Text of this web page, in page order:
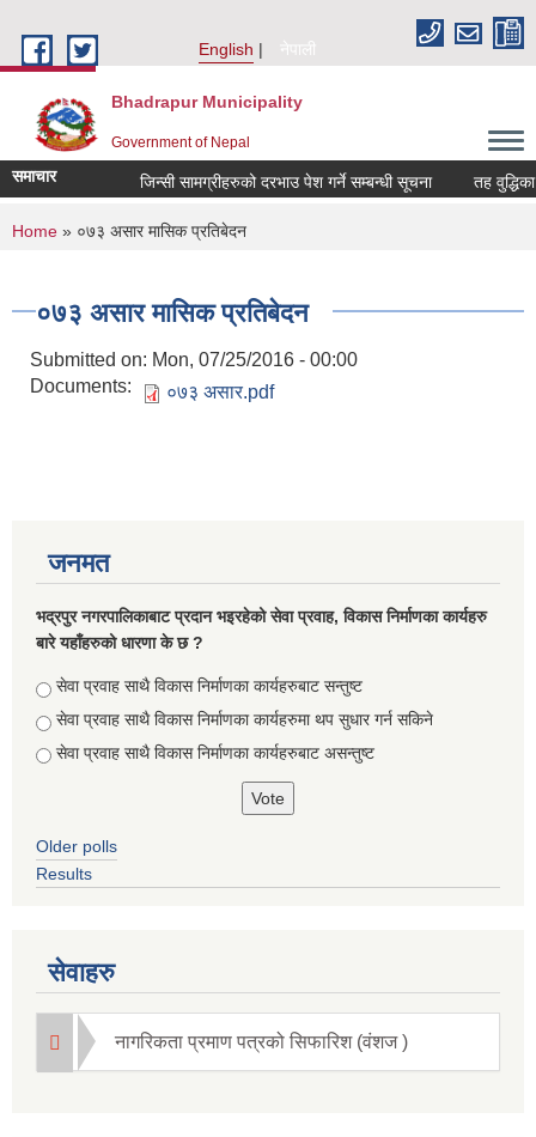
English
नेपाली
Bhadrapur Municipality
Government of Nepal
समाचार जिन्सी सामग्रीहरुको दरभाउ पेश गर्ने सम्बन्धी सूचना तह वुद्धिका
You are here
Home » ०७३ असार मासिक प्रतिबेदन
०७३ असार मासिक प्रतिबेदन
Submitted on: Mon, 07/25/2016 - 00:00
Documents:
०७३ असार.pdf
जनमत
भद्रपुर नगरपालिकाबाट प्रदान भइरहेको सेवा प्रवाह, विकास निर्माणका कार्यहरु
बारे यहाँहरुको धारणा के छ ?
Choices
सेवा प्रवाह साथै विकास निर्माणका कार्यहरुबाट सन्तुष्ट
सेवा प्रवाह साथै विकास निर्माणका कार्यहरुमा थप सुधार गर्न सकिने
सेवा प्रवाह साथै विकास निर्माणका कार्यहरुबाट असन्तुष्ट
Older polls
Results
सेवाहरु
नागरिकता प्रमाण पत्रको सिफारिश (वंशज )